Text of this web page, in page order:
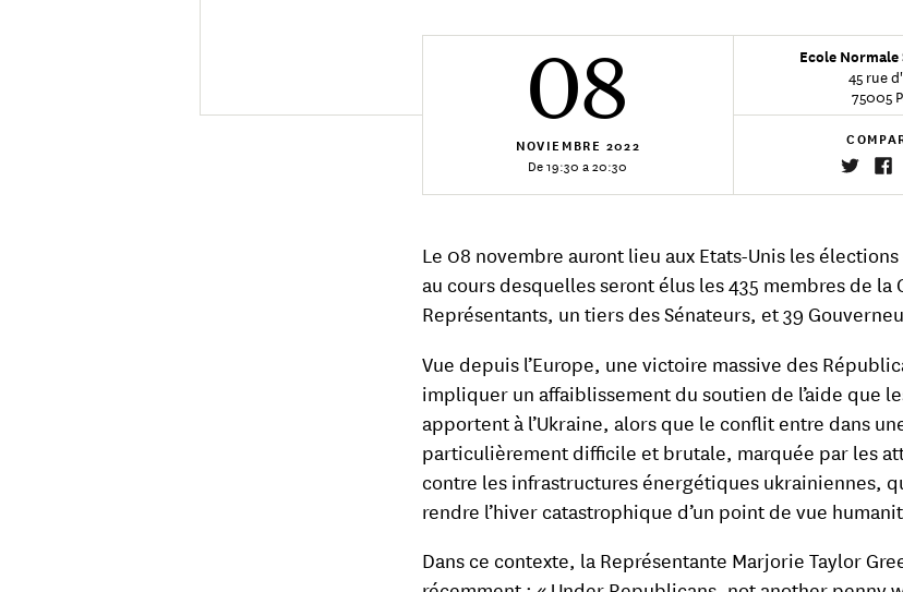
08
NOVIEMBRE 2022
De 19:30 a 20:30
Ecole
45 rue
75005
Le 08 novembre auront lieu aux Etats-Unis les
au cours desquelles seront élus les 435 membres de la
Représentants, un tiers des Sénateurs, et 39
Vue depuis l’Europe, une victoire massive des
impliquer un affaiblissement du soutien de l’aide que
apportent à l’Ukraine, alors que le conflit entre dans
particulièrement difficile et brutale, marquée par les
contre les infrastructures énergétiques ukrainiennes,
rendre l’hiver catastrophique d’un point de vue
Dans ce contexte, la Représentante Marjorie Taylor